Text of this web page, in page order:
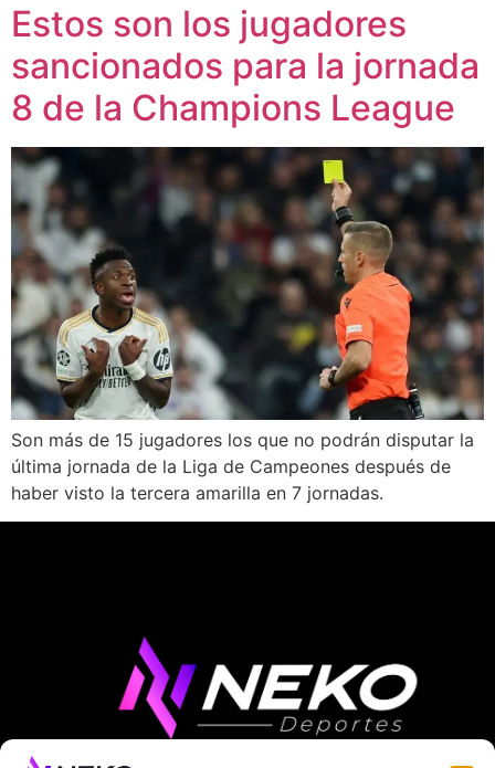
Estos son los jugadores
sancionados para la jornada
8 de la Champions League
Son más de 15 jugadores los que no podrán disputar la
última jornada de la Liga de Campeones después de
haber visto la tercera amarilla en 7 jornadas.